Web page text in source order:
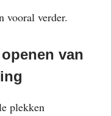
vooral verder.
van
plekken